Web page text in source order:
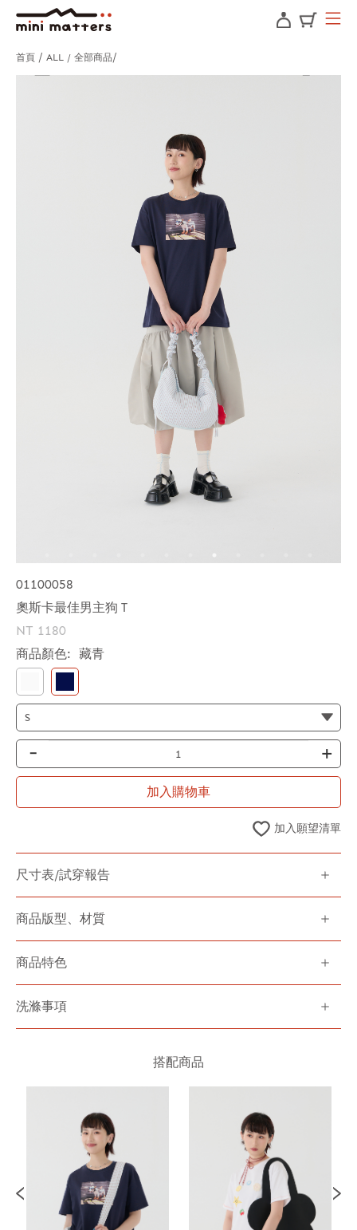
首頁 ALL / 全部商品
01100058
奧斯卡最佳男主狗Ｔ
NT 1180
商品顏色: 藏青
- +
加入購物車
加入願望清單
尺寸表/試穿報告
商品版型、材質
商品特色
洗滌事項
搭配商品